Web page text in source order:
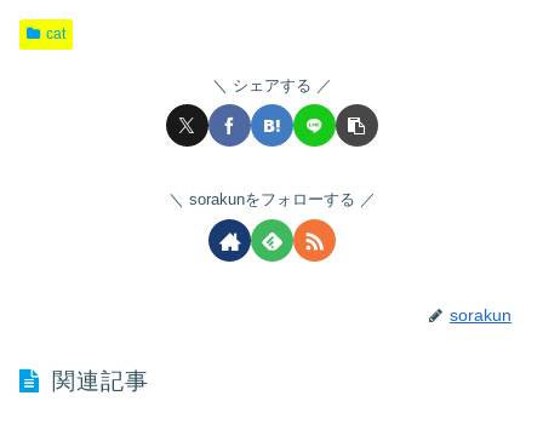
cat
シェアする
sorakunをフォローする
sorakun
関連記事